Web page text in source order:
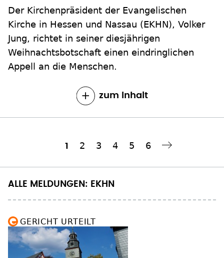
Jung, richtet in seiner diesjährigen
Weihnachtsbotschaft einen eindringlichen
Appell an die Menschen.
zum Inhalt
Aktuelle
1 Seite
2 Seite
3 Seite
4 Seite
5 Seite
6
Nächste Seite ››